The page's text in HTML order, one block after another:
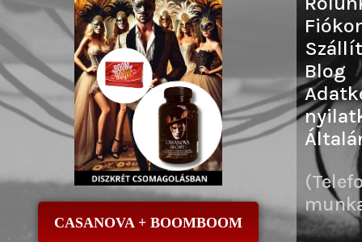
CASANOVA + BOOMBOOM
Blog